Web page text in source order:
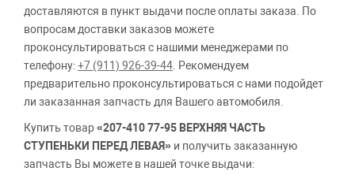
доставляются в пункт выдачи после оплаты заказа. По
вопросам доставки заказов можете
проконсультироваться с нашими менеджерами по
телефону:+7 (911) 926-39-44 . Рекомендуем
предварительно проконсультироваться с нами подойдет
ли заказанная запчасть для Вашего автомобиля.
Купить товар«207-410 77-95 ВЕРХНЯЯ ЧАСТЬ
СТУПЕНЬКИ ПЕРЕД ЛЕВАЯ» и получить заказанную
запчасть Вы можете в нашей точке выдачи: